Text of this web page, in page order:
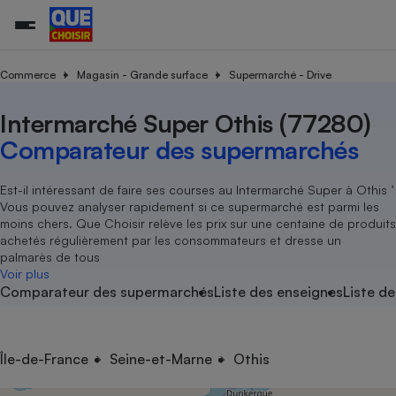
Commerce Magasin - Grande surface Supermarché - Drive
Intermarché Super Othis (77280)
Comparateur des supermarchés
Est-il intéressant de faire ses courses au Intermarché Super à Othis ’
Vous pouvez analyser rapidement si ce supermarché est parmi les
moins chers. Que Choisir relève les prix sur une centaine de produits
achetés régulièrement par les consommateurs et dresse un
palmarès de tous
Voir plus
Comparateur des supermarchésListe des enseignesListe
Île-de-France Seine-et-Marne Othis
Additifs
Nutrition
Assurance auto
Magasin - Grande surface
Méthode de vente -
Organismes de défense
Système judiciairegratuit
Déchet
Achat - Vente - Travaux
Location
Sport
électrique
Démarche administrative
Senior
Service marchand
Train
Transport aérien
Toutes les actualités
Enquêtes
Guides d'achat
Conseils
Brèves
Tous les services
Soumettre un litige
Lettres types
Rencontrer une association locale
Tous nos combats
Nos actions
Nos grandes victoires
Les billets de la présidente
Nos associations locales
Nous rejoindre
En savoir plus sur Que Choisir Ensemble
L’association
Nos missions
Notre méthodologie
Notre financement
Nos partenaires
Nous rejoindre